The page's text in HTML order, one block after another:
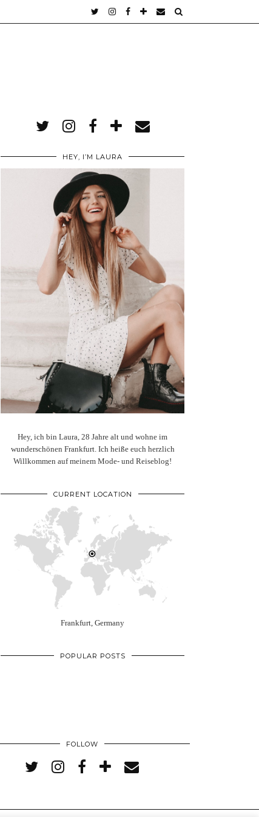
HEY, I’M LAURA
Hey, ich bin Laura, 28 Jahre alt und wohne im
wunderschönen Frankfurt. Ich heiße euch herzlich
Willkommen auf meinem Mode- und Reiseblog!
CURRENT LOCATION
Frankfurt, Germany
POPULAR POSTS
FOLLOW